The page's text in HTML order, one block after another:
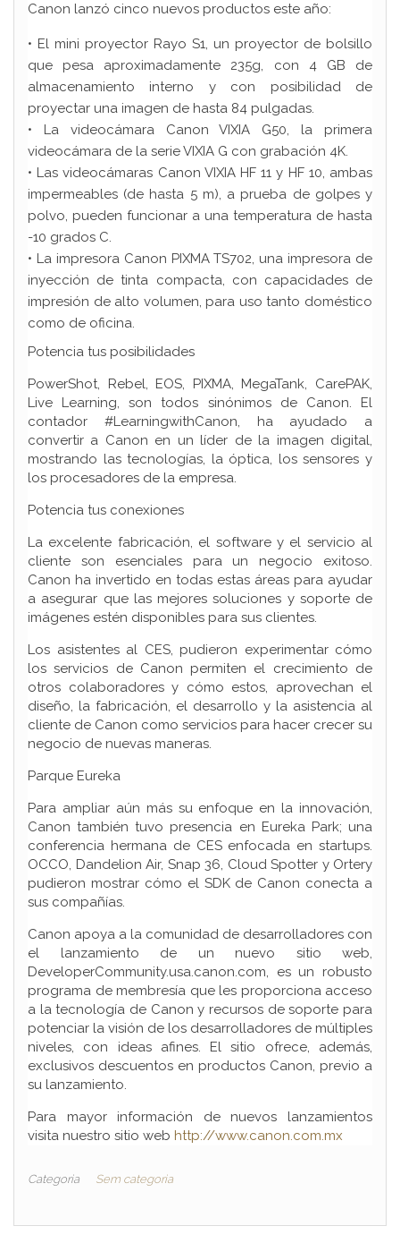
Canon lanzó cinco nuevos productos este año:
• El mini proyector Rayo S1, un proyector de bolsillo
que pesa aproximadamente 235g, con 4 GB de
almacenamiento interno y con posibilidad de
proyectar una imagen de hasta 84 pulgadas.
• La videocámara Canon VIXIA G50, la primera
videocámara de la serie VIXIA G con grabación 4K.
• Las videocámaras Canon VIXIA HF 11 y HF 10, ambas
impermeables (de hasta 5 m), a prueba de golpes y
polvo, pueden funcionar a una temperatura de hasta
-10 grados C.
• La impresora Canon PIXMA TS702, una impresora de
inyección de tinta compacta, con capacidades de
impresión de alto volumen, para uso tanto doméstico
como de oficina.
Potencia tus posibilidades
PowerShot, Rebel, EOS, PIXMA, MegaTank, CarePAK,
Live Learning, son todos sinónimos de Canon. El
contador #LearningwithCanon, ha ayudado a
convertir a Canon en un líder de la imagen digital,
mostrando las tecnologías, la óptica, los sensores y
los procesadores de la empresa.
Potencia tus conexiones
La excelente fabricación, el software y el servicio al
cliente son esenciales para un negocio exitoso.
Canon ha invertido en todas estas áreas para ayudar
a asegurar que las mejores soluciones y soporte de
imágenes estén disponibles para sus clientes.
Los asistentes al CES, pudieron experimentar cómo
los servicios de Canon permiten el crecimiento de
otros colaboradores y cómo estos, aprovechan el
diseño, la fabricación, el desarrollo y la asistencia al
cliente de Canon como servicios para hacer crecer su
negocio de nuevas maneras.
Parque Eureka
Para ampliar aún más su enfoque en la innovación,
Canon también tuvo presencia en Eureka Park; una
conferencia hermana de CES enfocada en startups.
OCCO, Dandelion Air, Snap 36, Cloud Spotter y Ortery
pudieron mostrar cómo el SDK de Canon conecta a
sus compañías.
Canon apoya a la comunidad de desarrolladores con
el lanzamiento de un nuevo sitio web,
DeveloperCommunity.usa.canon.com, es un robusto
programa de membresía que les proporciona acceso
a la tecnología de Canon y recursos de soporte para
potenciar la visión de los desarrolladores de múltiples
niveles, con ideas afines. El sitio ofrece, además,
exclusivos descuentos en productos Canon, previo a
su lanzamiento.
Para mayor información de nuevos lanzamientos
visita nuestro sitio web http://www.canon.com.mx
Categoria Sem categoria